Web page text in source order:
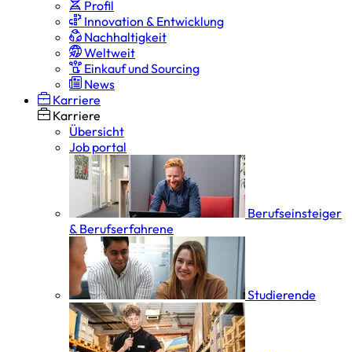
Profil
Innovation & Entwicklung
Nachhaltigkeit
Weltweit
Einkauf und Sourcing
News
Karriere
Karriere
Übersicht
Job portal
Berufseinsteiger
& Berufserfahrene
Studierende